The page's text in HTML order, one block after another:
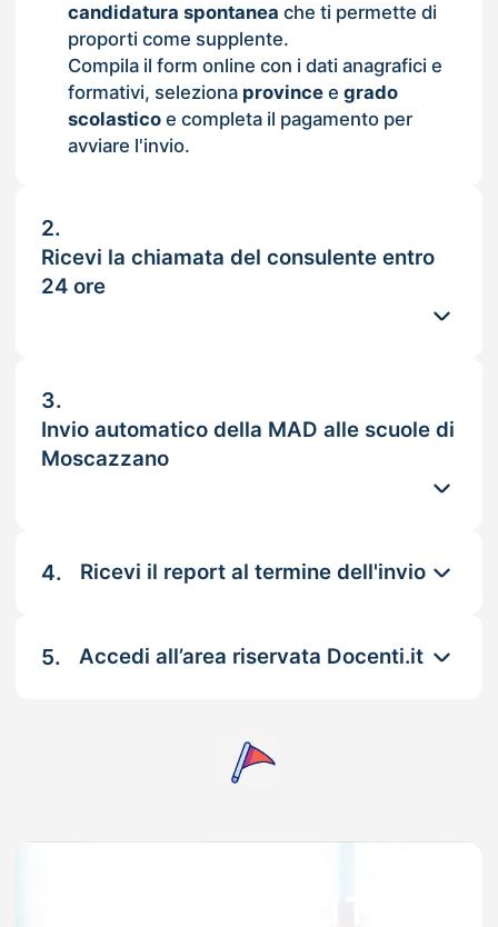
candidatura spontanea che ti permette di
proporti come supplente.
Compila il form online con i dati anagrafici e
formativi, seleziona provincee grado
scolasticoe completa il pagamento per
avviare l'invio.
2.
Ricevi la chiamata del consulente entro
24 ore
3.
Invio automatico della MAD alle scuole di
Moscazzano
4. Ricevi il report al termine dell'invio
5. Accedi all’area riservata Docenti.it